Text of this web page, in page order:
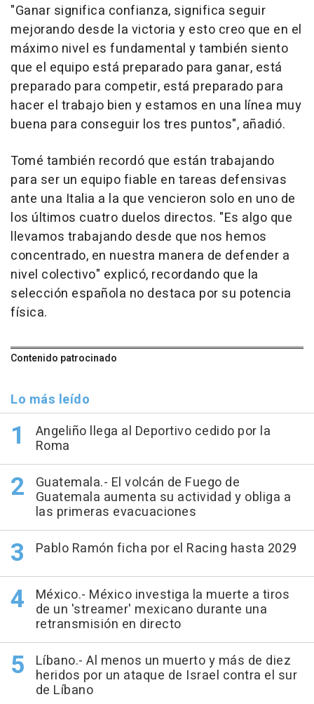
"Ganar significa confianza, significa seguir
mejorando desde la victoria y esto creo que en el
máximo nivel es fundamental y también siento
que el equipo está preparado para ganar, está
preparado para competir, está preparado para
hacer el trabajo bien y estamos en una línea muy
buena para conseguir los tres puntos", añadió.
Tomé también recordó que están trabajando
para ser un equipo fiable en tareas defensivas
ante una Italia a la que vencieron solo en uno de
los últimos cuatro duelos directos. "Es algo que
llevamos trabajando desde que nos hemos
concentrado, en nuestra manera de defender a
nivel colectivo" explicó, recordando que la
selección española no destaca por su potencia
física.
Contenido patrocinado
Lo más leído
Angeliño llega al Deportivo cedido por la
Roma
Guatemala.- El volcán de Fuego de
Guatemala aumenta su actividad y obliga a
las primeras evacuaciones
Pablo Ramón ficha por el Racing hasta 2029
México.- México investiga la muerte a tiros
de un 'streamer' mexicano durante una
retransmisión en directo
Líbano.- Al menos un muerto y más de diez
heridos por un ataque de Israel contra el sur
de Líbano